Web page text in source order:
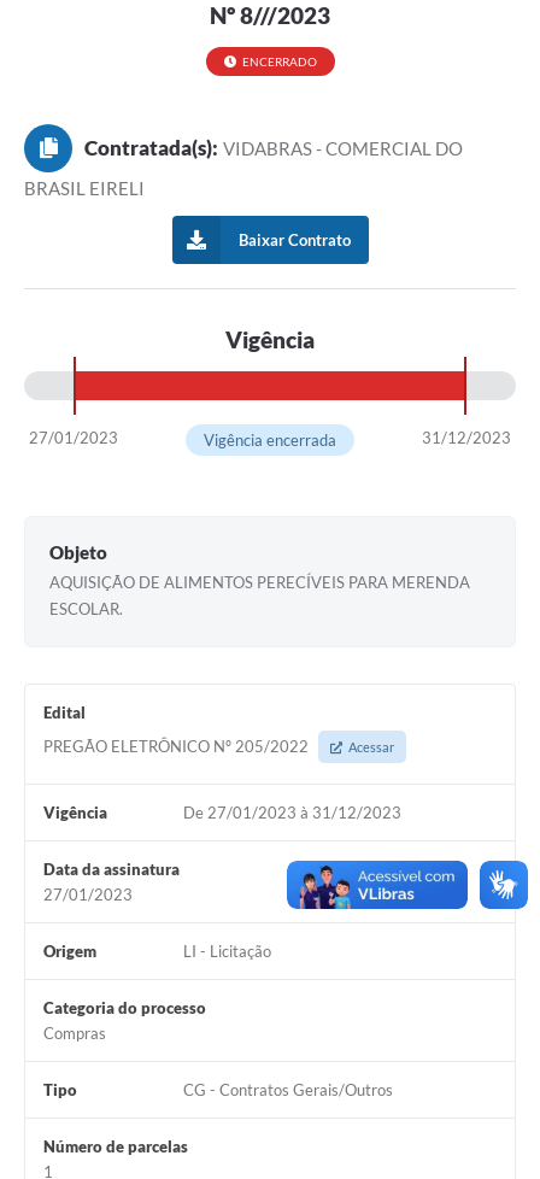
Editais
Vagas de Emprego - PAT
Planos de Tecnologia da Informação e Comunicação
Via Rápida Empresa
Itinerário do Transporte Público de Itápolis
Água de Qualidade
Bairros Rurais
Galeria de Fotos
Ouvidoria Municipal
Arquivos para Download
Carta de Serviços
Turismo
Galeria de Vídeos
Nº 8///2023
ENCERRADO
Contratada(s): VIDABRAS - COMERCIAL DO
BRASIL EIRELI
Baixar Contrato
Vigência
27/01/2023 31/12/2023
Vigência encerrada
Objeto
AQUISIÇÃO DE ALIMENTOS PERECÍVEIS PARA MERENDA
ESCOLAR.
Edital
PREGÃO ELETRÔNICO Nº 205/2022
Acessar
Vigência De 27/01/2023 à 31/12/2023
Data da assinatura
27/01/2023
Origem LI - Licitação
Categoria do processo
Compras
Tipo CG - Contratos Gerais/Outros
Número de parcelas
1